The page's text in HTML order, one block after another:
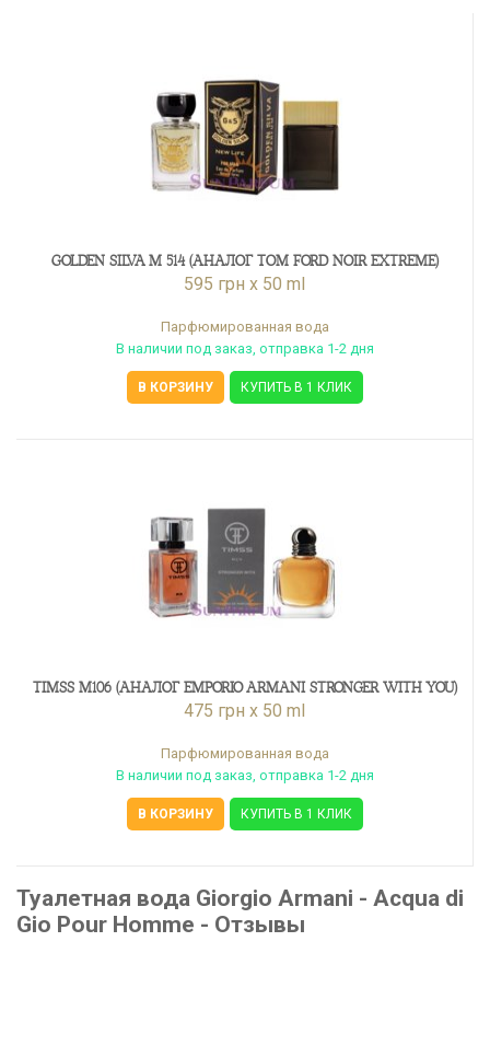
GOLDEN SILVA M 514 (АНАЛОГ TOM FORD NOIR EXTREME)
595 грн x 50 ml
Парфюмированная вода
В наличии под заказ, отправка 1-2 дня
В КОРЗИНУ КУПИТЬ В 1 КЛИК
TIMSS M106 (АНАЛОГ EMPORIO ARMANI STRONGER WITH YOU)
475 грн x 50 ml
Парфюмированная вода
В наличии под заказ, отправка 1-2 дня
В КОРЗИНУ КУПИТЬ В 1 КЛИК
Туалетная вода Giorgio Armani - Acqua di
Gio Pour Homme - Отзывы